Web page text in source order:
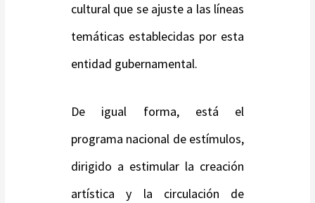
cultural que se ajuste a las líneas
temáticas establecidas por esta
entidad gubernamental.
De igual forma, está el
programa nacional de estímulos,
dirigido a estimular la creación
artística y la circulación de